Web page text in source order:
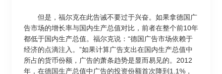
但是，福尔克在此告诫不要过于兴奋。如果拿德国广
告市场的增长率与国内生产总值对比，前者在整个前10年
都低于国内生产总值。福尔克说：“德国广告市场依赖于
经济的点滴注入。”如果计算广告支出在国内生产总值中
所占的货币份额，广告的萧条趋势是显而易见的。2012
年，在德国生产总值中广告的投资份额首次降到1.1%，